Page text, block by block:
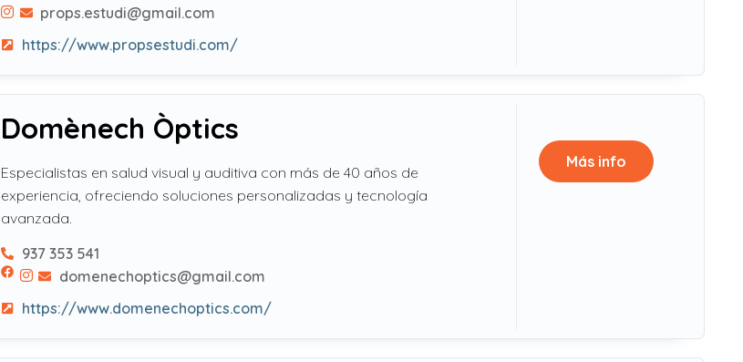
props.estudi@gmail.com
https://www.propsestudi.com/
Domènech Òptics
Especialistas en salud visual y auditiva con más de 40 años de
experiencia, ofreciendo soluciones personalizadas y tecnología
avanzada.
937 353 541
domenechoptics@gmail.com
https://www.domenechoptics.com/
Más info